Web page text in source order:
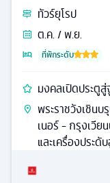
ทัวร์ยุโรป
ต.ค. / พ.ย.
ที่พักระดับ
มงคลเปิดประตู
พระราชวังเชิน
เนอร์ - กรุงเวีย
และเครื่องประ